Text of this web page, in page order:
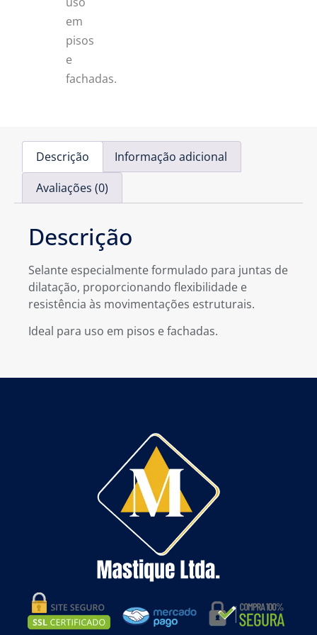
em
pisos
e
fachadas.
Descrição
Informação adicional
Avaliações (0)
Descrição
Selante especialmente formulado para juntas de
dilatação, proporcionando flexibilidade e
resistência às movimentações estruturais.
Ideal para uso em pisos e fachadas.